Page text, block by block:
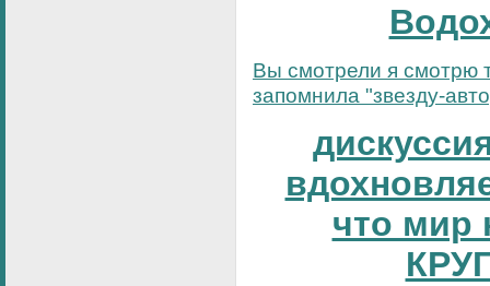
Вы смотрели я смотрю
запомнила "звезду-
что мир